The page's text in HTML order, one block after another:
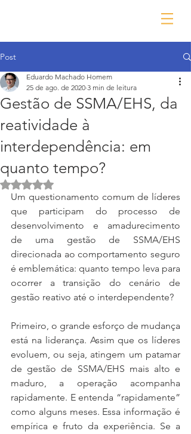
Post
Gestão de SSMA/EHS, da
reatividade à
interdependência: em
quanto tempo?
Eduardo Machado Homem
25 de ago. de 2020 3 min de leitura
Avaliado com NaN de 5 estrelas.
Um questionamento comum de líderes
que participam do processo de
desenvolvimento e amadurecimento
de uma gestão de SSMA/EHS
direcionada ao comportamento seguro
é emblemática: quanto tempo leva para
ocorrer a transição do cenário de
gestão reativo até o interdependente?
Primeiro, o grande esforço de mudança
está na liderança. Assim que os líderes
evoluem, ou seja, atingem um patamar
de gestão de SSMA/EHS mais alto e
maduro, a operação acompanha
rapidamente. E entenda “rapidamente”
como alguns meses. Essa informação é
empírica e fruto da experiência. Se a